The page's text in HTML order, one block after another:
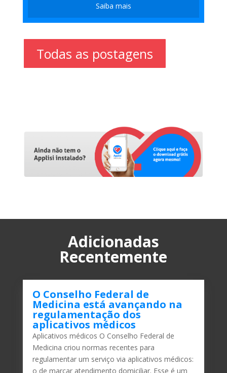
Saiba mais
Todas as postagens
Adicionadas
Recentemente
O Conselho Federal de
Medicina está avançando na
regulamentação dos
aplicativos médicos
Aplicativos médicos O Conselho Federal de
Medicina criou normas recentes para
regulamentar um serviço via aplicativos médicos:
o de marcar atendimento domiciliar. Esse é um